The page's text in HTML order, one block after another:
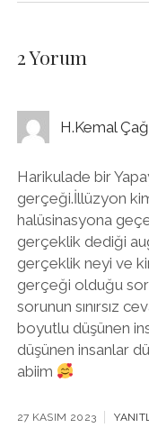
2 Yorum
H.Kemal
Harikulade bir
gerçeği.İllüzyon
halüsinasyona
gerçeklik dediği
gerçeklik neyi ve
gerçeği olduğu
sorunun sınırsız
boyutlu düşünen
düşünen insanlar
abiim
27 KASIM 2023